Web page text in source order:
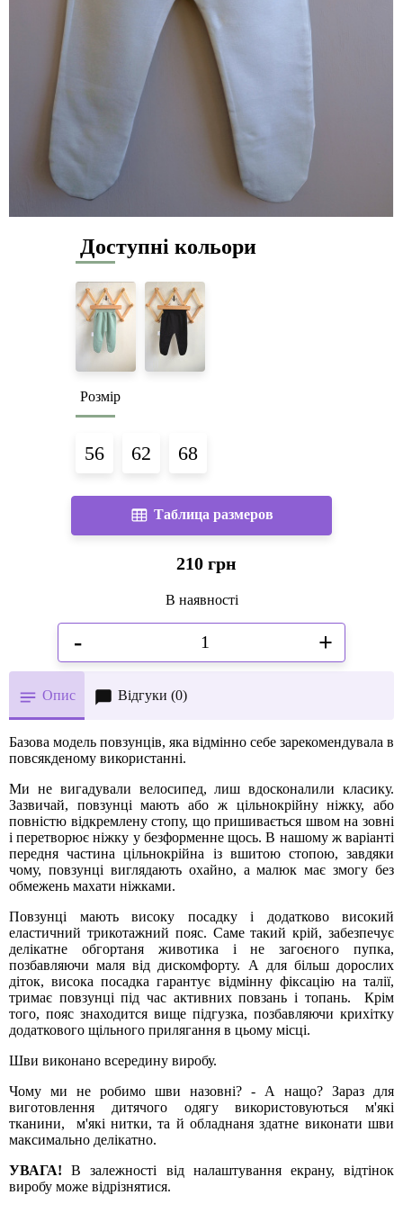
Доступні кольори
Розмір
56 62 68
Таблица размеров
210 грн
В наявності
- +
Опис Відгуки (0)
Базова модель повзунців, яка відмінно себе зарекомендувала в
повсякденому використанні.
Ми не вигадували велосипед, лиш вдосконалили класику.
Зазвичай, повзунці мають або ж цільнокрійну ніжку, або
повністю відкремлену стопу, що пришивається швом на зовні
і перетворює ніжку у безформенне щось. В нашому ж варіанті
передня частина цільнокрійна із вшитою стопою, завдяки
чому, повзунці виглядають охайно, а малюк має змогу без
обмежень махати ніжками.
Повзунці мають високу посадку і додатково високий
еластичний трикотажний пояс. Саме такий крій, забезпечує
делікатне обгортаня животика і не загоєного пупка,
позбавляючи маля від дискомфорту. А для більш дорослих
діток, висока посадка гарантує відмінну фіксацію на талії,
тримає повзунці під час активних повзань і топань. Крім
того, пояс знаходится вище підгузка, позбавляючи крихітку
додаткового щільного прилягання в цьому місці.
Шви виконано всередину виробу.
Чому ми не робимо шви назовні? - А нащо? Зараз для
виготовлення дитячого одягу використовуються м'які
тканини, м'які нитки, та й обладнаня здатне виконати шви
максимально делікатно.
УВАГА! В залежності від налаштування екрану, відтінок
виробу може відрізнятися.